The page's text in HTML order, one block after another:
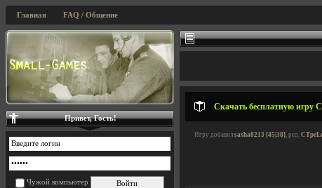
Главная FAQ / Общение
Скачать бесплатную игру
Игру добавил sasha8213 [45|38], ред.
Привет, Гость!
Чужой компьютер